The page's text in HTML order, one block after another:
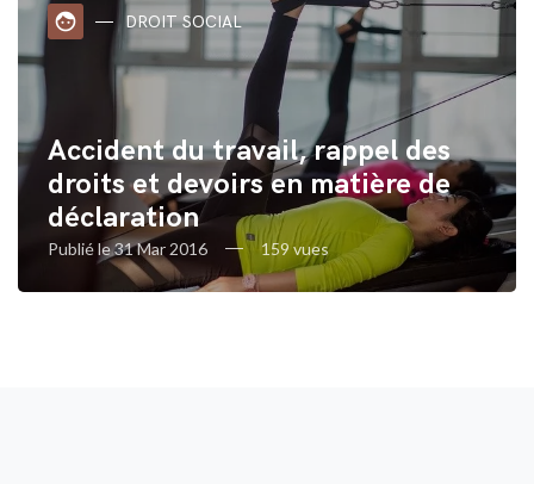
face DROIT SOCIAL
Accident du travail, rappel des
droits et devoirs en matière de
déclaration
Publié le 31 Mar 2016 159 vues